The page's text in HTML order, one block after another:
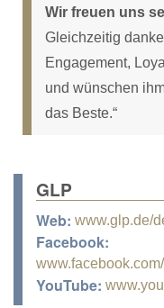
Wir freuen uns
Gleichzeitig
Engagement,
und wünschen
das Beste.“
GLP
Web: www.glp.de/
Facebook:
YouTube: